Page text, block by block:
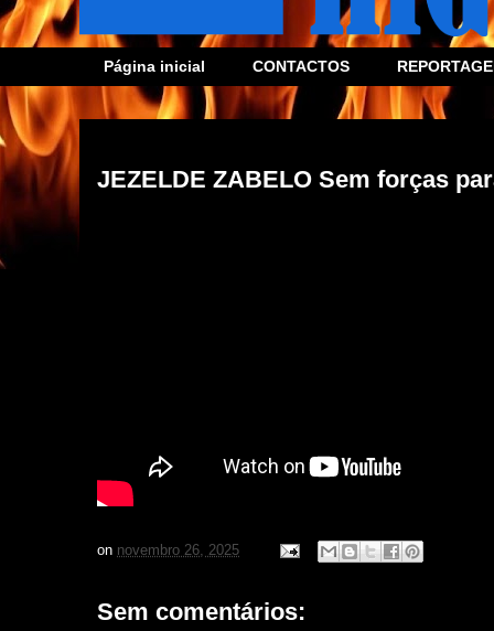
Página inicial CONTACTOS
JEZELDE ZABELO Sem forças
on novembro 26, 2025
Sem comentários: